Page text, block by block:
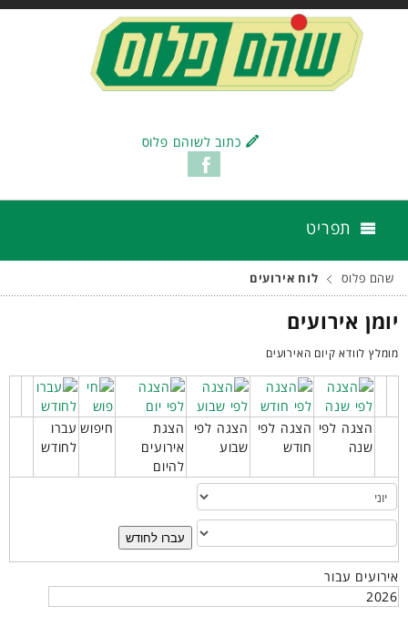
כתוב לשוהם פלוס
תפריט
שהם פלוס לוח אירועים
יומן אירועים
מומלץ לוודא קיום האירועים
הצגה לפי
שנה
הצגה לפי
חודש
הצגה לפי
שבוע
הצגת
אירועים
להיום
חיפוש עברו
לחודש
עברו לחודש
אירועים עבור
2026